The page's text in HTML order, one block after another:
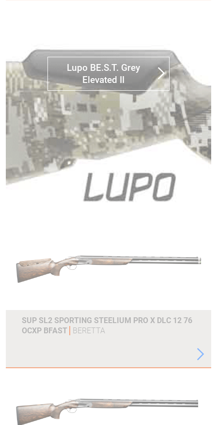
Lupo BE.S.T. Grey
Elevated II
SUP SL2 SPORTING STEELIUM PRO X DLC 12 76
OCXP BFAST
BERETTA